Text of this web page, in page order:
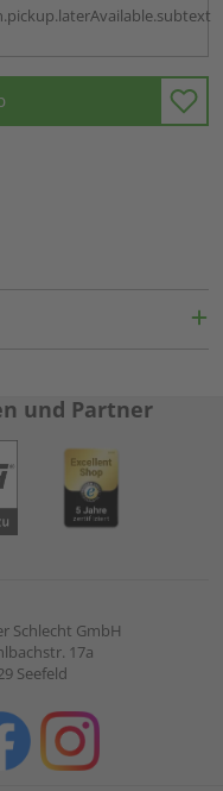
und Partner
Schlecht GmbH
17a
Seefeld